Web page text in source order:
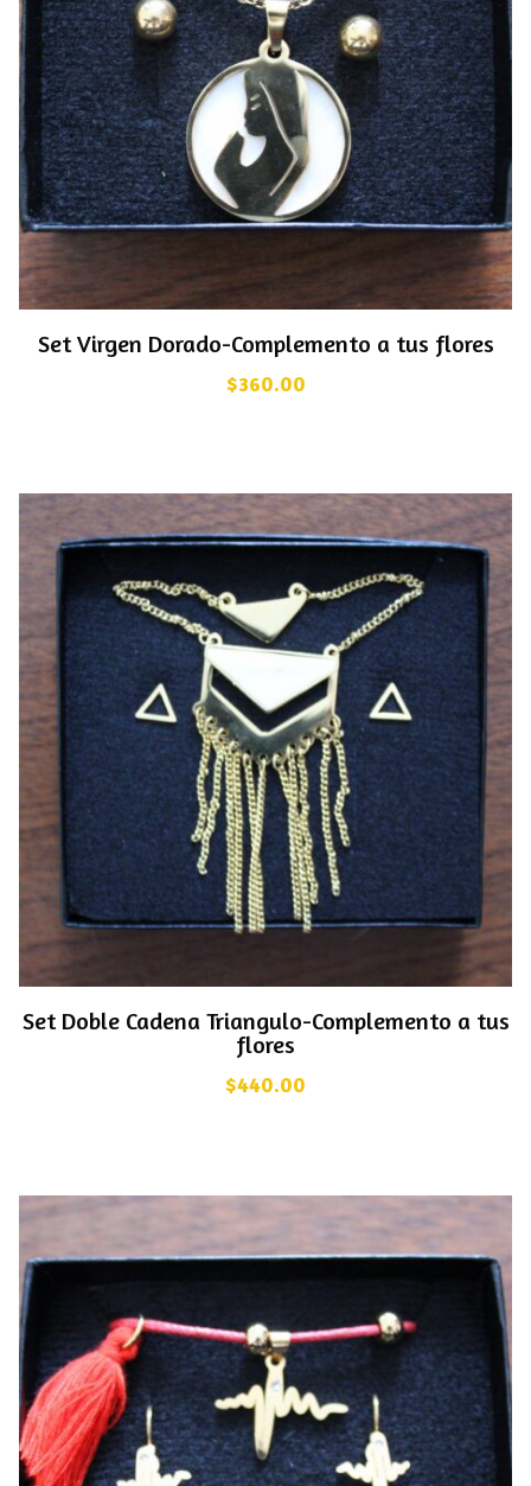
Set Virgen Dorado-Complemento a tus flores
$360.00
Set Doble Cadena Triangulo-Complemento a tus
flores
$440.00